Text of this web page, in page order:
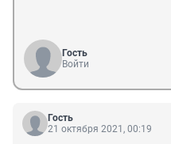
Гость
Войти
Гость
21 октября 2021, 00:19